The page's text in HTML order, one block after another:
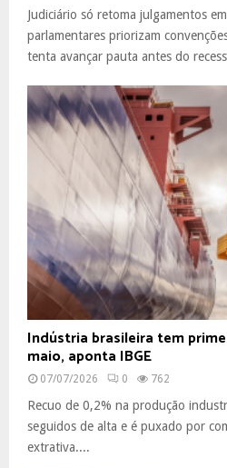
Judiciário só retoma julgamentos
parlamentares priorizam
tenta avançar pauta antes do
Indústria brasileira tem
maio, aponta IBGE
07/07/2026 0 762
Recuo de 0,2% na produção
seguidos de alta e é puxado por
extrativa....